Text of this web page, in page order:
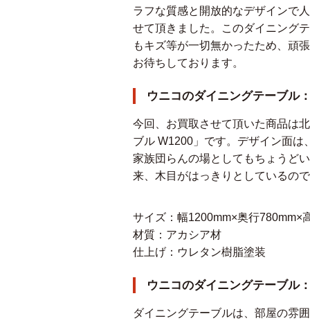
ラフな質感と開放的なデザインで
せて頂きました。このダイニング
もキズ等が一切無かったため、頑
お待ちしております。
ウニコのダイニングテーブル
今回、お買取させて頂いた商品は
ブル W1200」です。デザイン面
家族団らんの場としてもちょうど
来、木目がはっきりとしているの
サイズ：幅1200mm×奥行780mm×
材質：アカシア材
仕上げ：ウレタン樹脂塗装
ウニコのダイニングテーブル
ダイニングテーブルは、部屋の雰